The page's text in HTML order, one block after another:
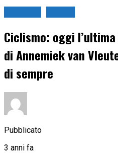
Ciclismo: oggi
di Annemiek van
di sempre
Pubblicato
3 anni fa